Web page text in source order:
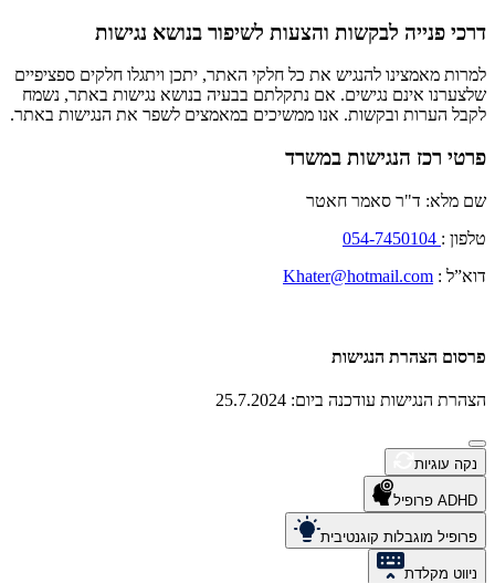
דרכי פנייה לבקשות והצעות לשיפור בנושא נגישות
למרות מאמצינו להנגיש את כל חלקי האתר, יתכן ויתגלו חלקים ספציפיים
שלצערנו אינם נגישים. אם נתקלתם בבעיה בנושא נגישות באתר, נשמח
לקבל הערות ובקשות. אנו ממשיכים במאמצים לשפר את הנגישות באתר.
פרטי רכז הנגישות במשרד
שם מלא: ד"ר סאמר חאטר
טלפון :
דוא”ל : Khater@hotmail.com
פרסום הצהרת הנגישות
הצהרת הנגישות עודכנה ביום: 25.7.2024
נקה עוגיות
ADHD פרופיל
פרופיל מוגבלות קוגנטיבית
ניווט מקלדת